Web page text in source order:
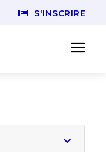
S'INSCRIRE